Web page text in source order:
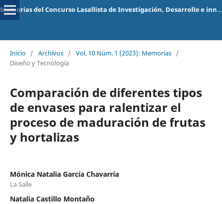
Memorias del Concurso Lasallista de Investigación, Desarrollo e innovación
Inicio / Archivos / Vol. 10 Núm. 1 (2023): Memorias /
Diseño y Tecnología
Comparación de diferentes tipos
de envases para ralentizar el
proceso de maduración de frutas
y hortalizas
Mónica Natalia García Chavarría
La Salle
Natalia Castillo Montaño